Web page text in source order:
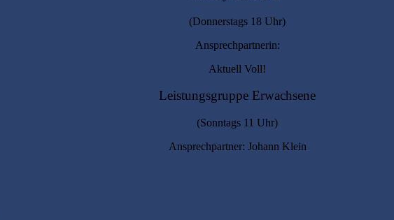
(Donnerstags 18 Uhr)
Ansprechpartnerin:
Aktuell Voll!
Leistungsgruppe Erwachsene
(Sonntags 11 Uhr)
Ansprechpartner: Johann Klein